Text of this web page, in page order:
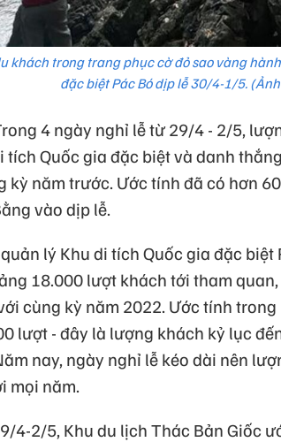
khách trong trang phục cờ đỏ sao vàng
đặc biệt Pác Bó dịp lễ 30/4-1/5.
4 ngày nghỉ lễ từ 29/4 - 2/5,
tích Quốc gia đặc biệt và danh
kỳ năm trước. Ước tính đã có hơn
vào dịp lễ.
lý Khu di tích Quốc gia đặc
18.000 lượt khách tới tham
cùng kỳ năm 2022. Ước tính
lượt - đây là lượng khách kỷ lục
nay, ngày nghỉ lễ kéo dài nên
mọi năm.
4-2/5, Khu du lịch Thác Bản Giốc